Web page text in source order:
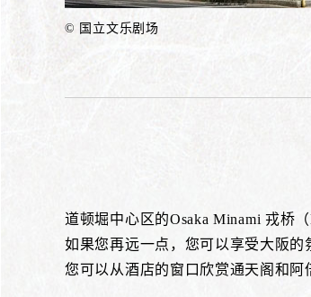
© 国立文乐剧场
道顿堀中心区的Osaka Minami 戎桥（
如果您再远一点，您可以享受大阪的
您可以从酒店的窗口欣赏通天阁和阿